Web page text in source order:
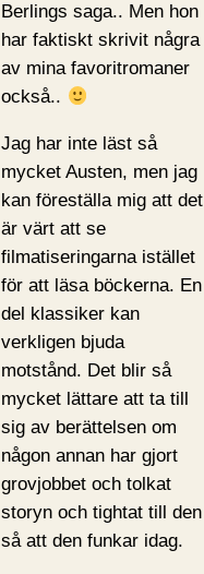
Berlings saga.. Men hon
har faktiskt skrivit några
av mina favoritromaner
också..
Jag har inte läst så
mycket Austen, men jag
kan föreställa mig att det
är värt att se
filmatiseringarna istället
för att läsa böckerna. En
del klassiker kan
verkligen bjuda
motstånd. Det blir så
mycket lättare att ta till
sig av berättelsen om
någon annan har gjort
grovjobbet och tolkat
storyn och tightat till den
så att den funkar idag.